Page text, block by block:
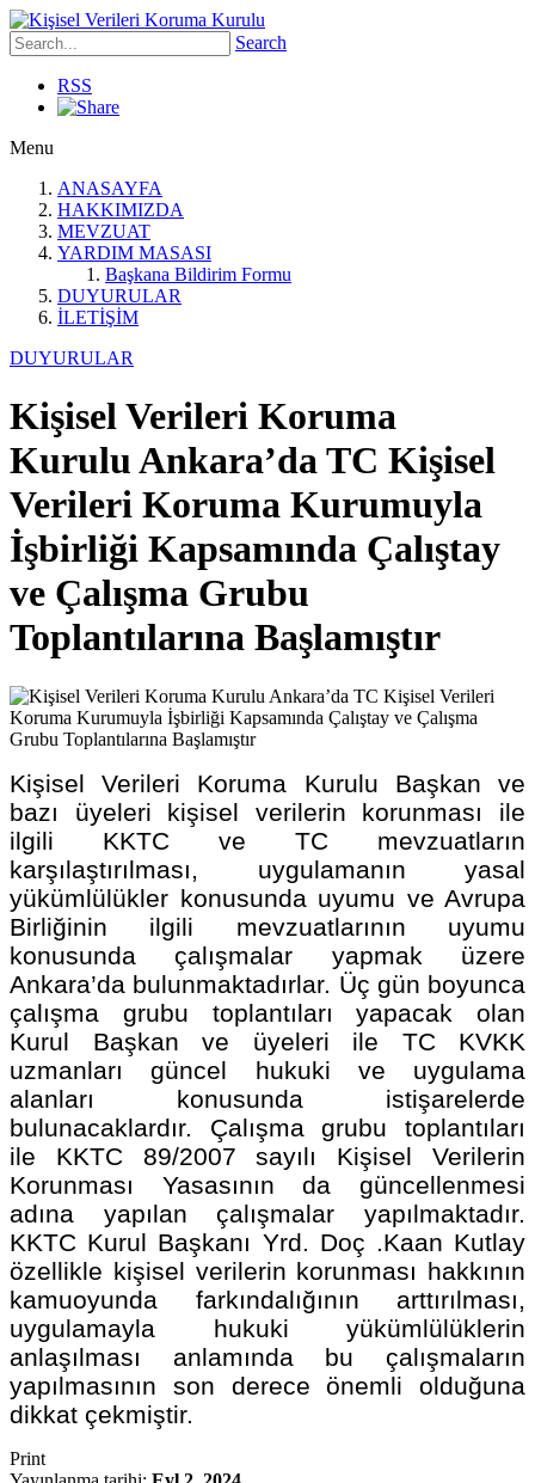
Search
RSS
Menu
ANASAYFA
HAKKIMIZDA
MEVZUAT
YARDIM MASASI
Başkana Bildirim Formu
DUYURULAR
İLETİŞİM
DUYURULAR
Kişisel Verileri Koruma
Kurulu Ankara’da TC Kişisel
Verileri Koruma Kurumuyla
İşbirliği Kapsamında Çalıştay
ve Çalışma Grubu
Toplantılarına Başlamıştır
Kişisel Verileri Koruma Kurulu Başkan ve
bazı üyeleri kişisel verilerin korunması ile
ilgili KKTC ve TC mevzuatların
karşılaştırılması, uygulamanın yasal
yükümlülükler konusunda uyumu ve Avrupa
Birliğinin ilgili mevzuatlarının uyumu
konusunda çalışmalar yapmak üzere
Ankara’da bulunmaktadırlar. Üç gün boyunca
çalışma grubu toplantıları yapacak olan
Kurul Başkan ve üyeleri ile TC KVKK
uzmanları güncel hukuki ve uygulama
alanları konusunda istişarelerde
bulunacaklardır. Çalışma grubu toplantıları
ile KKTC 89/2007 sayılı Kişisel Verilerin
Korunması Yasasının da güncellenmesi
adına yapılan çalışmalar yapılmaktadır.
KKTC Kurul Başkanı Yrd. Doç .Kaan Kutlay
özellikle kişisel verilerin korunması hakkının
kamuoyunda farkındalığının arttırılması,
uygulamayla hukuki yükümlülüklerin
anlaşılması anlamında bu çalışmaların
yapılmasının son derece önemli olduğuna
dikkat çekmiştir.
Print